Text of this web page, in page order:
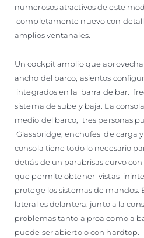
numerosos atractivos de este
completamente nuevo con
amplios ventanales.
Un cockpit amplio que
ancho del barco, asientos
integrados en la barra de bar:
sistema de sube y baja. La
medio del barco, tres personas
Glassbridge, enchufes de carga
consola tiene todo lo necesario
detrás de un parabrisas curvo
que permite obtener vistas
protege los sistemas de mandos.
lateral es delantera, junto a la
problemas tanto a proa como a
puede ser abierto o con hardtop.